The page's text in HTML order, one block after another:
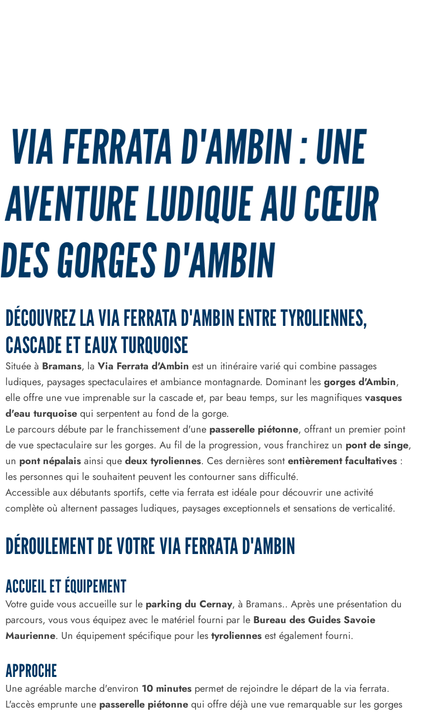
VIA FERRATA D'AMBIN : UNE
AVENTURE LUDIQUE AU CŒUR
DES GORGES D'AMBIN
DÉCOUVREZ LA VIA FERRATA D'AMBIN ENTRE TYROLIENNES,
CASCADE ET EAUX TURQUOISE
Située à Bramans, la Via Ferrata d'Ambin est un itinéraire varié qui combine passages
ludiques, paysages spectaculaires et ambiance montagnarde. Dominant les gorges d'Ambin,
elle offre une vue imprenable sur la cascade et, par beau temps, sur les magnifiques vasques
d'eau turquoisequi serpentent au fond de la gorge.
Le parcours débute par le franchissement d'une passerelle piétonne, offrant un premier point
de vue spectaculaire sur les gorges. Au fil de la progression, vous franchirez un pont de singe,
un pont népalaisainsi que deux tyroliennes. Ces dernières sont entièrement facultatives:
les personnes qui le souhaitent peuvent les contourner sans difficulté.
Accessible aux débutants sportifs, cette via ferrata est idéale pour découvrir une activité
complète où alternent passages ludiques, paysages exceptionnels et sensations de verticalité.
DÉROULEMENT DE VOTRE VIA FERRATA D'AMBIN
ACCUEIL ET ÉQUIPEMENT
Votre guide vous accueille sur le parking du Cernay, à Bramans.. Après une présentation du
parcours, vous vous équipez avec le matériel fourni par le Bureau des Guides Savoie
Maurienne. Un équipement spécifique pour les tyroliennesest également fourni.
APPROCHE
Une agréable marche d'environ 10 minutespermet de rejoindre le départ de la via ferrata.
L'accès emprunte une passerelle piétonnequi offre déjà une vue remarquable sur les gorges